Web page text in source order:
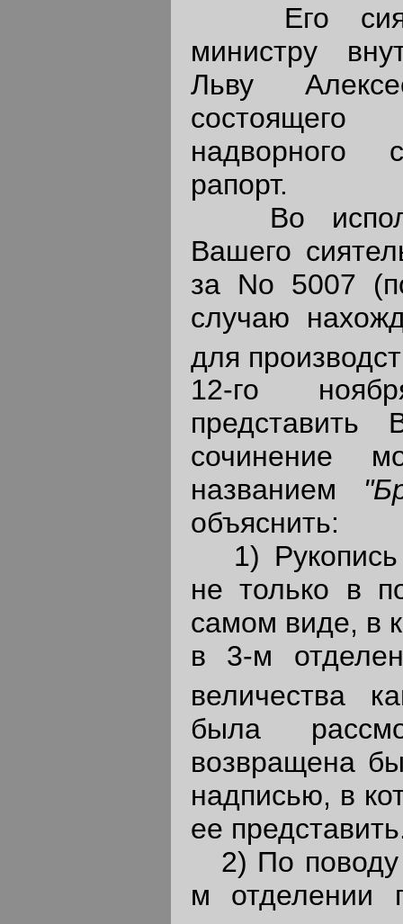
Его
министру
Льву
состоящего
надворного
рапорт.
Во
Вашего
за No 5007
случаю
для
12-го
представить
сочинение
названием
объяснить:
1) Рукопись
не только в
самом виде, в
в 3-м
величества
была
возвращена
надписью, в
ее
2) По поводу
м отделении